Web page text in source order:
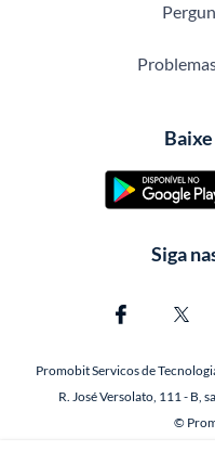
Siga
Promobit Servicos de
R. José Versolato, 111 - B,
©